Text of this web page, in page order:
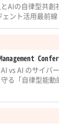
AIの自律型共創
ェント活用最前線
vs AI のサイバ
る「自律型能